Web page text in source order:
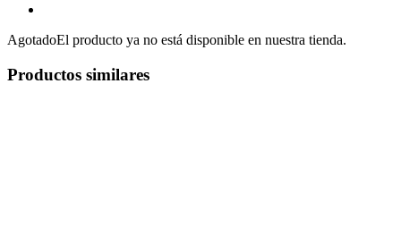
AgotadoEl producto ya no está disponible en nuestra tienda.
Productos similares